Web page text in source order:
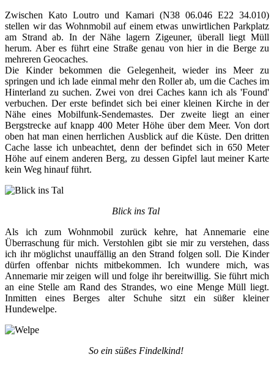
Zwischen Kato Loutro und Kamari (N38 06.046 E22 34.010)
stellen wir das Wohnmobil auf einem etwas unwirtlichen Parkplatz
am Strand ab. In der Nähe lagern Zigeuner, überall liegt Müll
herum. Aber es führt eine Straße genau von hier in die Berge zu
mehreren Geocaches.
Die Kinder bekommen die Gelegenheit, wieder ins Meer zu
springen und ich lade einmal mehr den Roller ab, um die Caches im
Hinterland zu suchen. Zwei von drei Caches kann ich als 'Found'
verbuchen. Der erste befindet sich bei einer kleinen Kirche in der
Nähe eines Mobilfunk-Sendemastes. Der zweite liegt an einer
Bergstrecke auf knapp 400 Meter Höhe über dem Meer. Von dort
oben hat man einen herrlichen Ausblick auf die Küste. Den dritten
Cache lasse ich unbeachtet, denn der befindet sich in 650 Meter
Höhe auf einem anderen Berg, zu dessen Gipfel laut meiner Karte
kein Weg hinauf führt.
Blick ins Tal
Als ich zum Wohnmobil zurück kehre, hat Annemarie eine
Überraschung für mich. Verstohlen gibt sie mir zu verstehen, dass
ich ihr möglichst unauffällig an den Strand folgen soll. Die Kinder
dürfen offenbar nichts mitbekommen. Ich wundere mich, was
Annemarie mir zeigen will und folge ihr bereitwillig. Sie führt mich
an eine Stelle am Rand des Strandes, wo eine Menge Müll liegt.
Inmitten eines Berges alter Schuhe sitzt ein süßer kleiner
Hundewelpe.
So ein süßes Findelkind!